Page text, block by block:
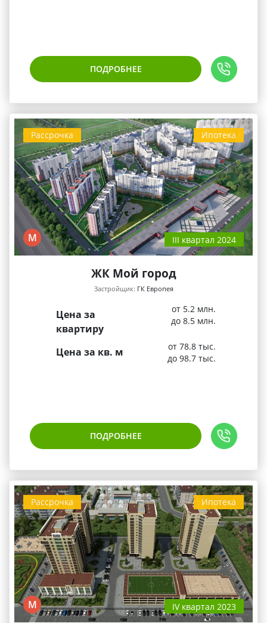
ПОДРОБНЕЕ
Ипотека
Рассрочка
М III квартал 2024
ЖК Мой город
Застройщик: ГК Европея
Цена за
квартиру
от 5.2 млн.
до 8.5 млн.
Цена за кв. м
от 78.8 тыс.
до 98.7 тыс.
ПОДРОБНЕЕ
Ипотека
Рассрочка
М IV квартал 2023